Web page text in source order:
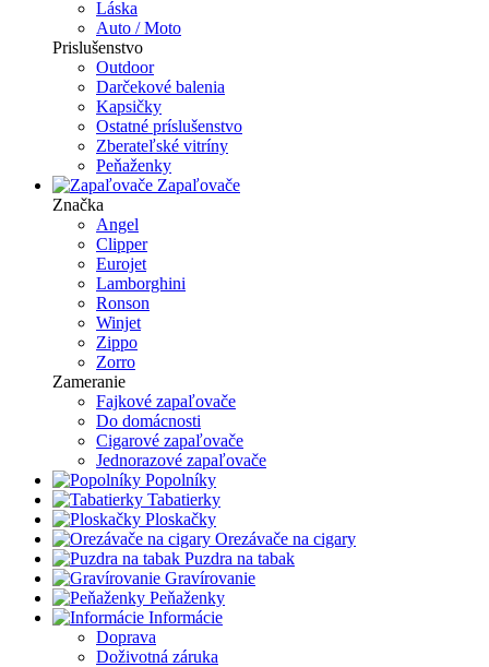
Láska
Auto / Moto
Prislušenstvo
Outdoor
Darčekové balenia
Kapsičky
Ostatné príslušenstvo
Zberateľské vitríny
Peňaženky
Zapaľovače
Značka
Angel
Clipper
Eurojet
Lamborghini
Ronson
Winjet
Zippo
Zorro
Zameranie
Fajkové zapaľovače
Do domácnosti
Cigarové zapaľovače
Jednorazové zapaľovače
Popolníky
Tabatierky
Ploskačky
Orezávače na cigary
Puzdra na tabak
Gravírovanie
Peňaženky
Informácie
Doprava
Doživotná záruka